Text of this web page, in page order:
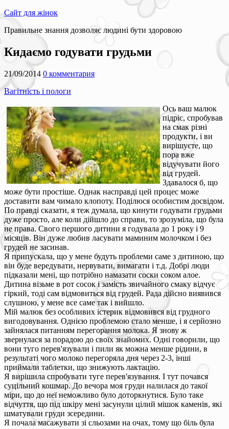
Сайт для жінок
Правильне знання дозволяє людині бути здоровою
Кидаємо годувати грудьми
21/09/2014 0 комментария
Вагітність і пологи
Ось ваш малюк
підріс, спробував
на смак різні
продукти, і ви
вирішуєте, що
пора вже
відучувати його
від грудей.
Здавалося б, що
може бути простіше. Однак насправді цей процес може
доставити вам чимало клопоту. Поділюся особистим досвідом.
По правді сказати, я теж думала, що кинути годувати грудьми
дуже просто, але коли дійшло до справи, то зрозуміла, що була
не права. Свого першого дитини я годувала до 1 року і 9
місяців. Він дуже любив ласувати маминим молочком і без
грудей не засинав.
Я припускала, що у мене будуть проблеми саме з дитиною, що
він буде вередувати, нервувати, вимагати і т.д. Добрі люди
підказали мені, що потрібно намазати соски соком алое.
Дитина візьме в рот сосок і замість звичайного смаку відчує
гіркий, тоді сам відмовиться від грудей. Рада дійсно виявився
слушною, у мене все саме так і вийшло.
Мій малюк без особливих істерик відмовився від грудного
вигодовування. Однією проблемою стало менше, і я серйозно
зайнялася питанням перегорання молока. Я знову ж
звернулася за порадою до своїх знайомих. Одні говорили, що
вони туго перев'язували і пили як можна менше рідини, в
результаті чого молоко перегоряла дня через 2-3, інші
приймали таблетки, що знижують лактацію.
Я вирішила спробувати туге перев'язування. І тут почався
суцільний кошмар. До вечора моя груди налилася до такої
міри, що до неї неможливо було доторкнутися. Було таке
відчуття, що під шкіру мені засунули цілий мішок каменів, які
шматували груди зсередини.
Я почала масажувати зі сльозами на очах, тому що біль була